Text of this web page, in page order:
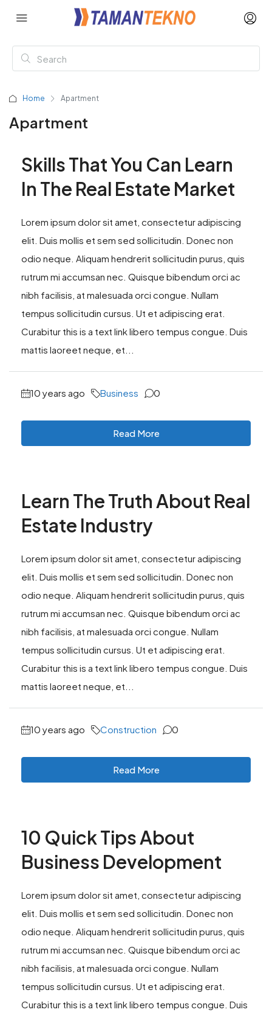
Home Apartment
Apartment
Skills That You Can Learn
In The Real Estate Market
Lorem ipsum dolor sit amet, consectetur adipiscing
elit. Duis mollis et sem sed sollicitudin. Donec non
odio neque. Aliquam hendrerit sollicitudin purus, quis
rutrum mi accumsan nec. Quisque bibendum orci ac
nibh facilisis, at malesuada orci congue. Nullam
tempus sollicitudin cursus. Ut et adipiscing erat.
Curabitur this is a text link libero tempus congue. Duis
mattis laoreet neque, et...
10 years ago Business 0
Read More
Learn The Truth About Real
Estate Industry
Lorem ipsum dolor sit amet, consectetur adipiscing
elit. Duis mollis et sem sed sollicitudin. Donec non
odio neque. Aliquam hendrerit sollicitudin purus, quis
rutrum mi accumsan nec. Quisque bibendum orci ac
nibh facilisis, at malesuada orci congue. Nullam
tempus sollicitudin cursus. Ut et adipiscing erat.
Curabitur this is a text link libero tempus congue. Duis
mattis laoreet neque, et...
10 years ago Construction 0
Read More
10 Quick Tips About
Business Development
Lorem ipsum dolor sit amet, consectetur adipiscing
elit. Duis mollis et sem sed sollicitudin. Donec non
odio neque. Aliquam hendrerit sollicitudin purus, quis
rutrum mi accumsan nec. Quisque bibendum orci ac
nibh facilisis, at malesuada orci congue. Nullam
tempus sollicitudin cursus. Ut et adipiscing erat.
Curabitur this is a text link libero tempus congue. Duis